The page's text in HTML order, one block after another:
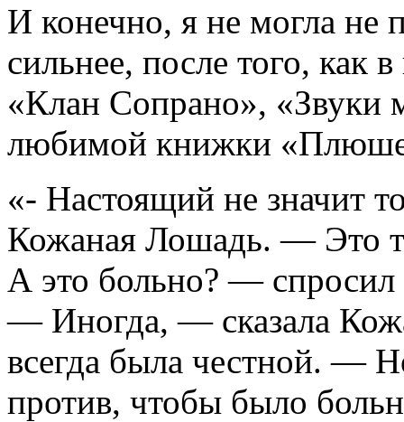
И конечно, я не могла не
сильнее, после того, как
«Клан Сопрано», «Звуки
любимой книжки
«- Настоящий не значит
Кожаная Лошадь. — Это
А это больно? —
— Иногда, — сказала
всегда была честной. —
против, чтобы было